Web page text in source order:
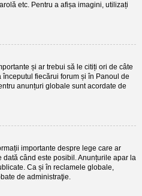
etc. Pentru a afișa imagini, utilizați
și ar trebui să le citiți ori de câte
fiecărui forum și în Panoul de
anunțuri globale sunt acordate de
importante despre lege care ar
când este posibil. Anunțurile apar la
Ca și în reclamele globale,
de administraţie.